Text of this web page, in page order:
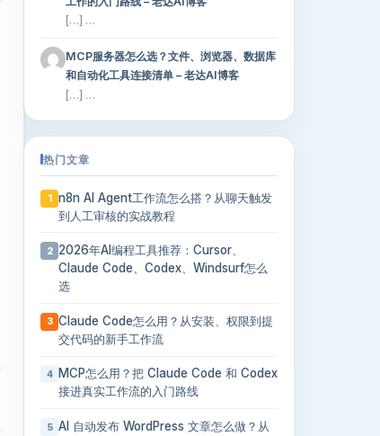
[…] …
MCP服务器怎么选？文件、浏览器、数据库
和自动化工具连接清单 – 老达AI博客
[…] …
热门文章
1
n8n AI Agent工作流怎么搭？从聊天触发
到人工审核的实战教程
2 2026年AI编程工具推荐：Cursor、
Claude Code、Codex、Windsurf怎么
选
3 Claude Code怎么用？从安装、权限到提
交代码的新手工作流
4
MCP怎么用？把 Claude Code 和 Codex
接进真实工作流的入门路线
5 AI 自动发布 WordPress 文章怎么做？从